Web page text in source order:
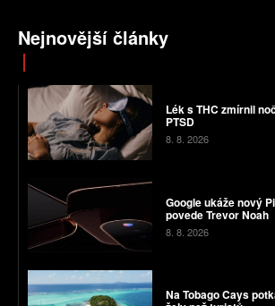
Nejnovější články
Lék s THC zmírnil
PTSD
8. 8. 2026
Google ukáže nový
povede Trevor Noah
8. 8. 2026
Na Tobago Cays